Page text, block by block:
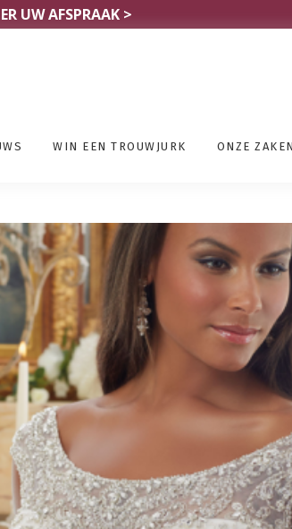
UW AFSPRAAK >
WIN EEN TROUWJURK ONZE ZAKEN